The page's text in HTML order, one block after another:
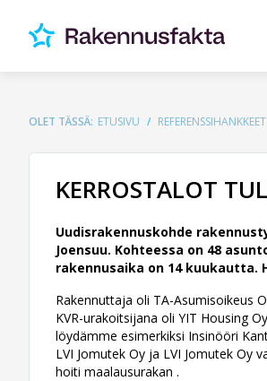
OLET TÄSSÄ: ETUSIVU REFERENSSIHANKKEET
KERROSTALOT
Uudisrakennuskohde
Joensuu. Kohteessa on 48
rakennusaika on 14 kuukautta.
Rakennuttaja oli TA-Asumisoikeus
KVR-urakoitsijana oli YIT Housing
löydämme esimerkiksi Insinööri
LVI Jomutek Oy ja LVI Jomutek Oy
hoiti maalausurakan .